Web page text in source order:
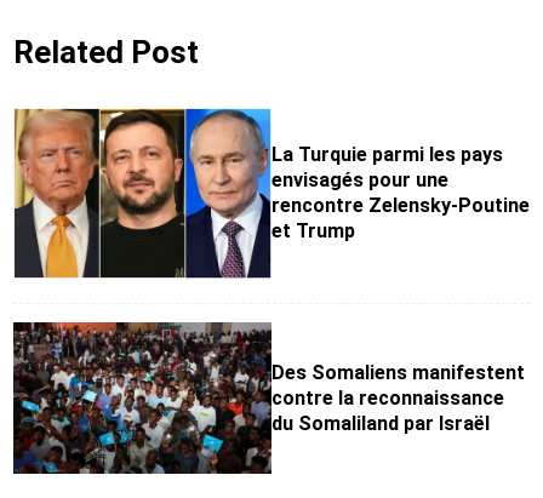
Related Post
La Turquie parmi les pays
envisagés pour une
rencontre Zelensky-Poutine
et Trump
Des Somaliens manifestent
contre la reconnaissance
du Somaliland par Israël